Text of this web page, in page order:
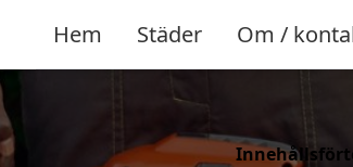
Hem Städer Om /